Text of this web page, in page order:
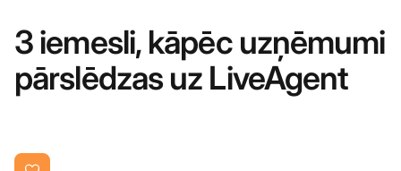
3 iemesli, kāpēc uzņēmumi
pārslēdzas uz LiveAgent